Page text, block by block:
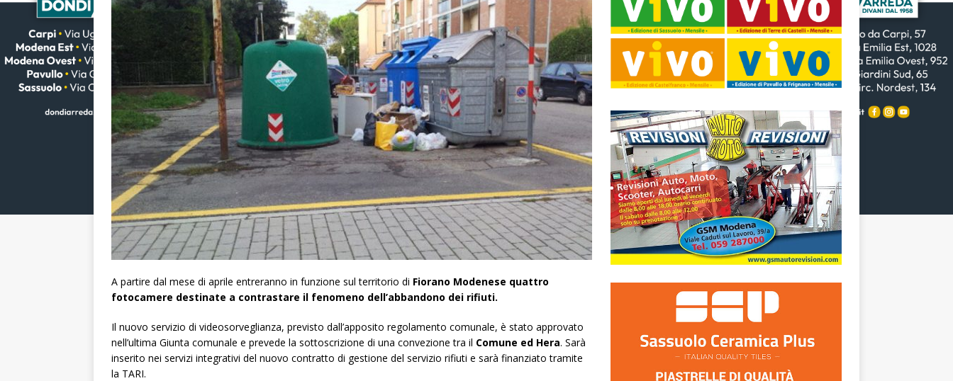
A partire dal mese di aprile entreranno in funzione sul territorio di Fiorano Modenese quattro
fotocamere destinate a contrastare il fenomeno dell’abbandono dei rifiuti.
Il nuovo servizio di videosorveglianza, previsto dall’apposito regolamento comunale, è stato approvato
nell’ultima Giunta comunale e prevede la sottoscrizione di una convezione tra il Comune ed Hera. Sarà
inserito nei servizi integrativi del nuovo contratto di gestione del servizio rifiuti e sarà finanziato tramite
la TARI.